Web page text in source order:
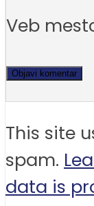
Veb
This site
spam.
data is